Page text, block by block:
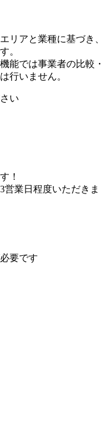
リアと業種に基づき、
。
能では事業者の比較・
行いません。
い
！
業日程度いただきま
要です